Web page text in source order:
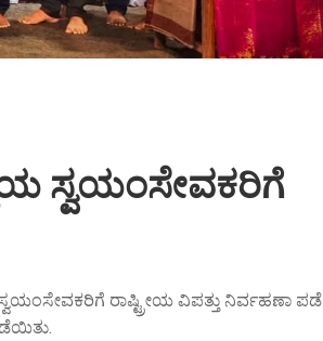
ಸ್ವಯಂಸೇವಕರಿಗೆ
ರಾಷ್ಟ್ರೀಯ ವಿಪತ್ತು ನಿರ್ವಹಣಾ ಪಡೆ